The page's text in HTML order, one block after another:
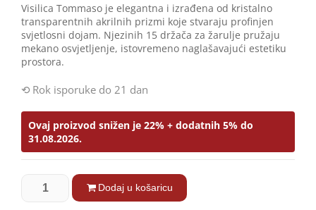
Visilica Tommaso je elegantna i izrađena od kristalno
transparentnih akrilnih prizmi koje stvaraju profinjen
svjetlosni dojam. Njezinih 15 držača za žarulje pružaju
mekano osvjetljenje, istovremeno naglašavajući estetiku
prostora.
Rok isporuke do 21 dan
Ovaj proizvod snižen je 22% + dodatnih 5% do
31.08.2026.
Dodaj u košaricu